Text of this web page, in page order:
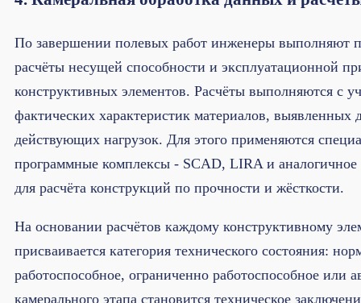
По завершении полевых работ инженеры выполняют
расчёты несущей способности и эксплуатационной
конструктивных элементов. Расчёты выполняются с
фактических характеристик материалов, выявленных
действующих нагрузок. Для этого применяются
программные комплексы - SCAD, LIRA и
для расчёта конструкций по прочности и жёсткости.
На основании расчётов каждому конструктивному
присваивается категория технического состояния:
работоспособное, ограниченно работоспособное или
камерального этапа становится техническое